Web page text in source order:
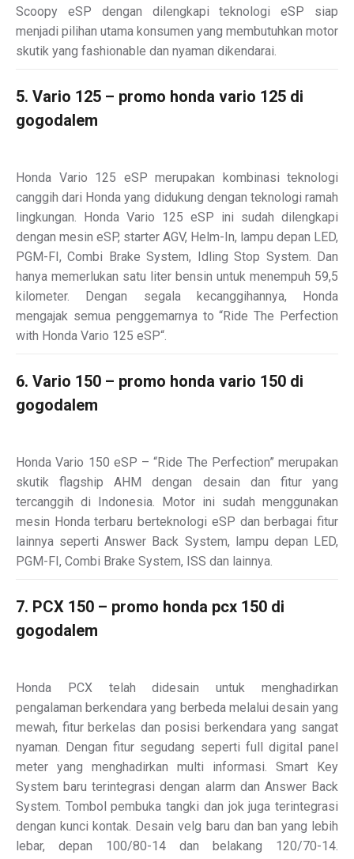
Scoopy eSP dengan dilengkapi teknologi eSP siap
menjadi pilihan utama konsumen yang membutuhkan motor
skutik yang fashionable dan nyaman dikendarai.
5. Vario 125 – promo honda vario 125 di
gogodalem
Honda Vario 125 eSP merupakan kombinasi teknologi
canggih dari Honda yang didukung dengan teknologi ramah
lingkungan. Honda Vario 125 eSP ini sudah dilengkapi
dengan mesin eSP, starter AGV, Helm-In, lampu depan LED,
PGM-FI, Combi Brake System, Idling Stop System. Dan
hanya memerlukan satu liter bensin untuk menempuh 59,5
kilometer. Dengan segala kecanggihannya, Honda
mengajak semua penggemarnya to “Ride The Perfection
with Honda Vario 125 eSP“.
6. Vario 150 – promo honda vario 150 di
gogodalem
Honda Vario 150 eSP – “Ride The Perfection” merupakan
skutik flagship AHM dengan desain dan fitur yang
tercanggih di Indonesia. Motor ini sudah menggunakan
mesin Honda terbaru berteknologi eSP dan berbagai fitur
lainnya seperti Answer Back System, lampu depan LED,
PGM-FI, Combi Brake System, ISS dan lainnya.
7. PCX 150 – promo honda pcx 150 di
gogodalem
Honda PCX telah didesain untuk menghadirkan
pengalaman berkendara yang berbeda melalui desain yang
mewah, fitur berkelas dan posisi berkendara yang sangat
nyaman. Dengan fitur segudang seperti full digital panel
meter yang menghadirkan multi informasi. Smart Key
System baru terintegrasi dengan alarm dan Answer Back
System. Tombol pembuka tangki dan jok juga terintegrasi
dengan kunci kontak. Desain velg baru dan ban yang lebih
lebar, depan 100/80-14 dan belakang 120/70-14.